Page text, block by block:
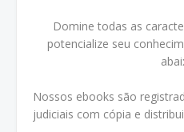
Domine todas as
potencialize seu
Nossos ebooks são
judiciais com cópia e